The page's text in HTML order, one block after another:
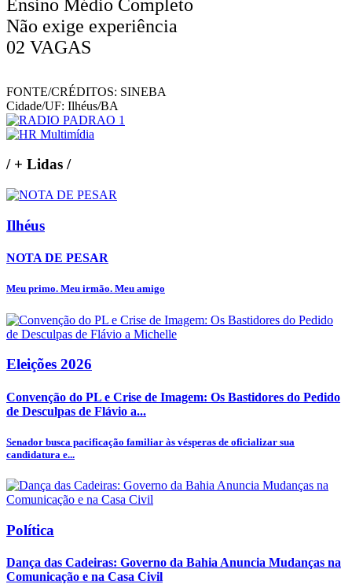
Ensino Médio Completo
Não exige experiência
02 VAGAS
FONTE/CRÉDITOS: SINEBA
Cidade/UF: Ilhéus/BA
/+ Lidas /
Ilhéus
NOTA DE PESAR
Meu primo. Meu irmão. Meu amigo
Eleições 2026
Convenção do PL e Crise de Imagem: Os Bastidores do Pedido
de Desculpas de Flávio a...
Senador busca pacificação familiar às vésperas de oficializar sua
candidatura e...
Política
Dança das Cadeiras: Governo da Bahia Anuncia Mudanças na
Comunicação e na Casa Civil